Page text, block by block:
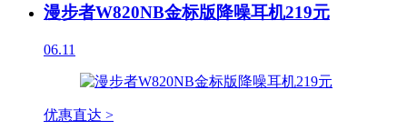
漫步者W820NB金标版降噪耳机219元
06.11
优惠直达 >